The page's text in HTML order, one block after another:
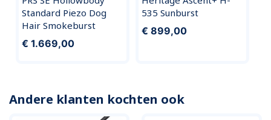
Standard Piezo Dog
Hair Smokeburst
€ 1.669,00
535 Sunburst
€ 899,00
Andere klanten kochten ook